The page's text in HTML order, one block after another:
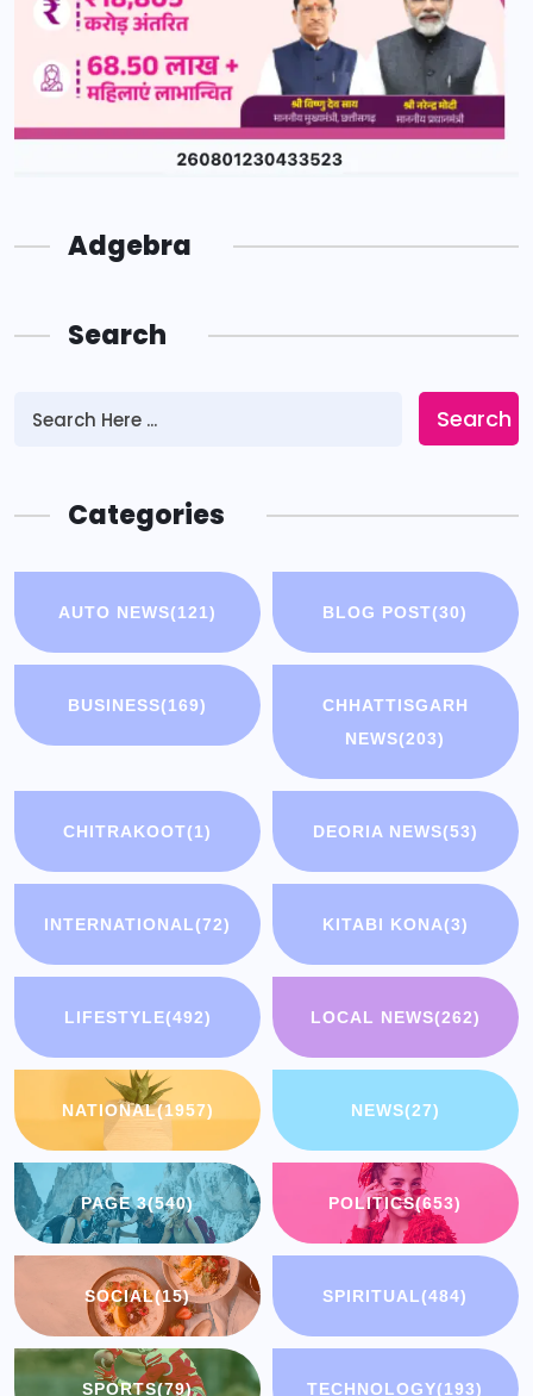
Adgebra
Search
Search
Categories
AUTO NEWS(121) BLOG POST(30)
BUSINESS(169)
CHHATTISGARH
NEWS(203)
CHITRAKOOT(1) DEORIA NEWS(53)
INTERNATIONAL(72) KITABI KONA(3)
LIFESTYLE(492) LOCAL NEWS(262)
NATIONAL(1957) NEWS(27)
PAGE 3(540) POLITICS(653)
SOCIAL(15) SPIRITUAL(484)
SPORTS(79) TECHNOLOGY(193)